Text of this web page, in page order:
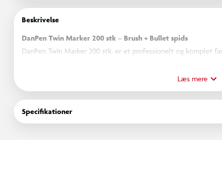
Beskrivelse
DanPen Twin Marker 200 stk – Brush + Bullet spids
DanPen Twin Marker 200 stk. er et professionelt og komplet
præcist – uanset om du tegner illustrationer, laver skitser,
Hver marker har to typer tips, som hver især giver forskellige
Blød brush-tip:
Læs mere
Specifikationer